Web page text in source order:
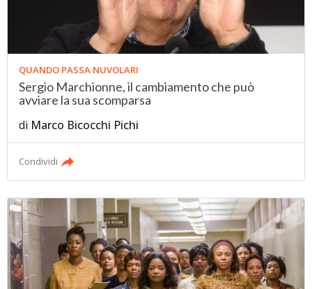
QUANDO PASSA NUVOLARI
Sergio Marchionne, il cambiamento che può
avviare la sua scomparsa
di Marco Bicocchi Pichi
Condividi